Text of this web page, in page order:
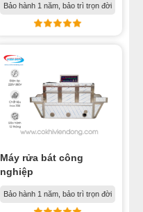
Bảo hành 1 năm, bảo trì trọn đời
Máy rửa bát công
nghiệp
Bảo hành 1 năm, bảo trì trọn đời